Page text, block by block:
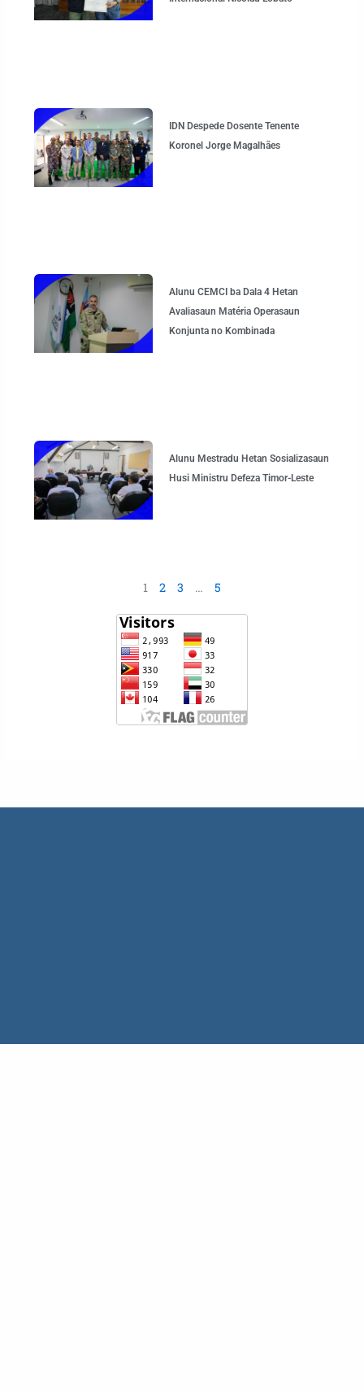
IDN Despede Dosente Tenente
Koronel Jorge Magalhães
Alunu CEMCI ba Dala 4 Hetan
Avaliasaun Matéria Operasaun
Konjunta no Kombinada
Alunu Mestradu Hetan Sosializasaun
Husi Ministru Defeza Timor-Leste
1 2 3 … 5